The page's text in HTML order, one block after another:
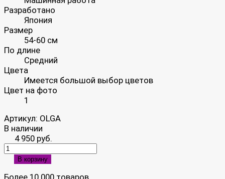
Разработано
Япония
Размер
54-60 см
По длине
Средний
Цвета
Имеется большой выбор цветов
Цвет на фото
1
Артикул: OLGA
В наличии
4 950 руб.
В корзину
Более 10 000 товаров